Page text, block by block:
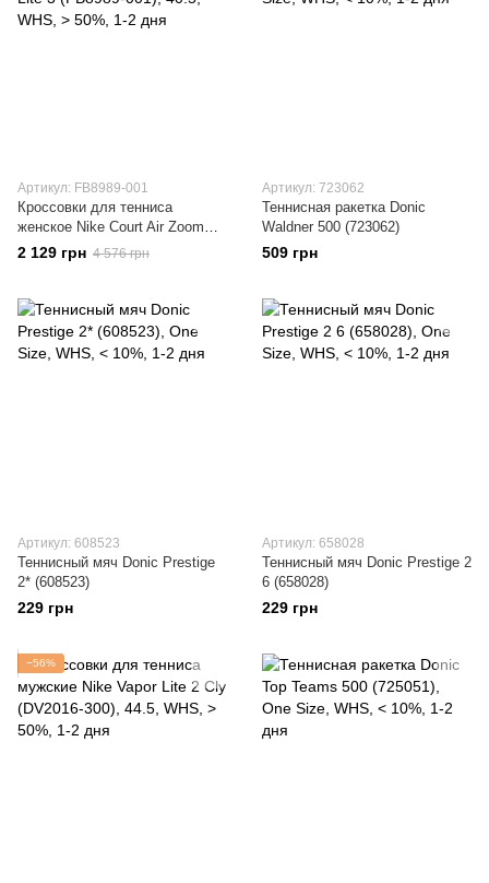
Артикул: FB8989-001
Кроссовки для тенниса
женское Nike Court Air Zoom
Lite 3 (FB8989-001)
2 129 грн 4 576 грн
Артикул: 723062
Теннисная ракетка Donic
Waldner 500 (723062)
509 грн
Артикул: 608523
Теннисный мяч Donic Prestige
2* (608523)
229 грн
Артикул: 658028
Теннисный мяч Donic Prestige 2
6 (658028)
229 грн
−56%